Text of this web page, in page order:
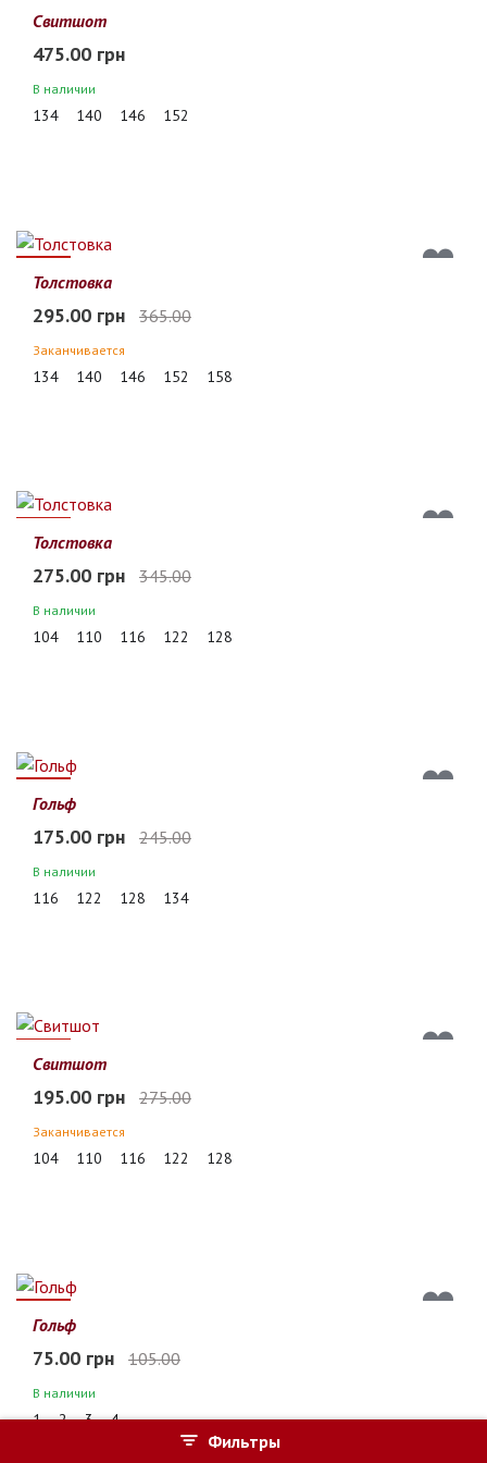
Фильтры
Свитшот
475.00 грн
В наличии
134 140 146 152
19%
Толстовка
295.00 грн 365.00
Заканчивается
134 140 146 152 158
20%
Толстовка
275.00 грн 345.00
В наличии
104 110 116 122 128
29%
Гольф
175.00 грн 245.00
В наличии
116 122 128 134
29%
Свитшот
195.00 грн 275.00
Заканчивается
104 110 116 122 128
29%
Гольф
75.00 грн 105.00
В наличии
1 2 3 4